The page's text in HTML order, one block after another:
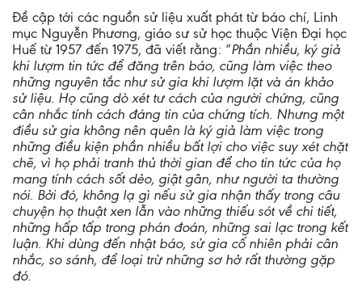
Đề cập tới các nguồn sử liệu xuất phát từ báo chí, Linh
mục Nguyễn Phương, giáo sư sử học thuộc Viện Đại học
Huế từ 1957 đến 1975, đã viết rằng: “Phần nhiều, ký giả
khi lượm tin tức để đăng trên báo, cũng làm việc theo
những nguyên tắc như sử gia khi lượm lặt và án khảo
sử liệu. Họ cũng dò xét tư cách của người chứng, cũng
cân nhắc tính cách đáng tin của chứng tích. Nhưng một
điều sử gia không nên quên là ký giả làm việc trong
những điều kiện phần nhiều bất lợi cho việc suy xét chặt
chẽ, vì họ phải tranh thủ thời gian để cho tin tức của họ
mang tính cách sốt dẻo, giật gân, như người ta thường
nói. Bởi đó, không lạ gì nếu sử gia nhận thấy trong câu
chuyện họ thuật xen lẫn vào những thiếu sót về chi tiết,
những hấp tấp trong phán đoán, những sai lạc trong kết
luận. Khi dùng đến nhật báo, sử gia cố nhiên phải cân
nhắc, so sánh, để loại trừ những sơ hở rất thường gặp
đó.